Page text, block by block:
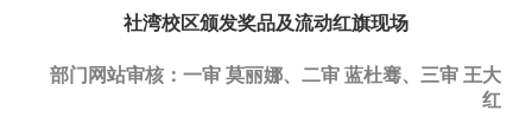
社湾校区颁发奖品及流动红旗现场
部门网站审核：一审 莫丽娜、二审 蓝杜骞、三审 王大
红